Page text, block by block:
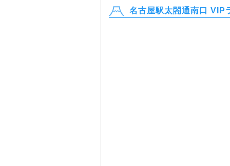
名古屋駅太閤通南口